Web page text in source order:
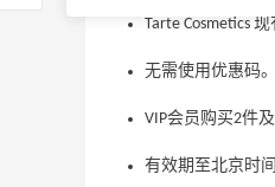
Tarte Cosmetics
无需使用优惠码。
VIP会员购买2件
有效期至北京时间